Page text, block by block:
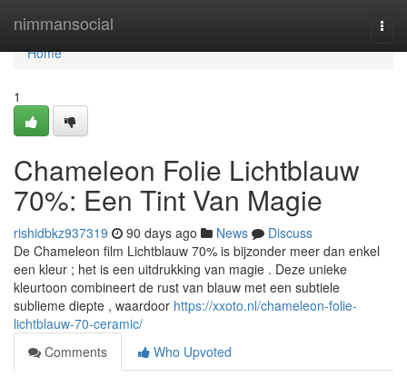
nimmansocial
Home
Home
1
Chameleon Folie Lichtblauw
70%: Een Tint Van Magie
rishidbkz937319 90 days ago News
Discuss
De Chameleon film Lichtblauw 70% is bijzonder meer dan enkel
een kleur ; het is een uitdrukking van magie . Deze unieke
kleurtoon combineert de rust van blauw met een subtiele
sublieme diepte , waardoor https://xxoto.nl/chameleon-folie-
lichtblauw-70-ceramic/
Comments
Who Upvoted